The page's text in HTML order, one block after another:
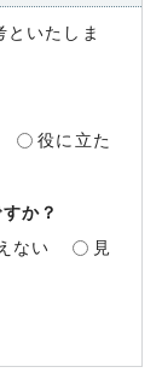
いたしま
役に立た
か？
ない
見